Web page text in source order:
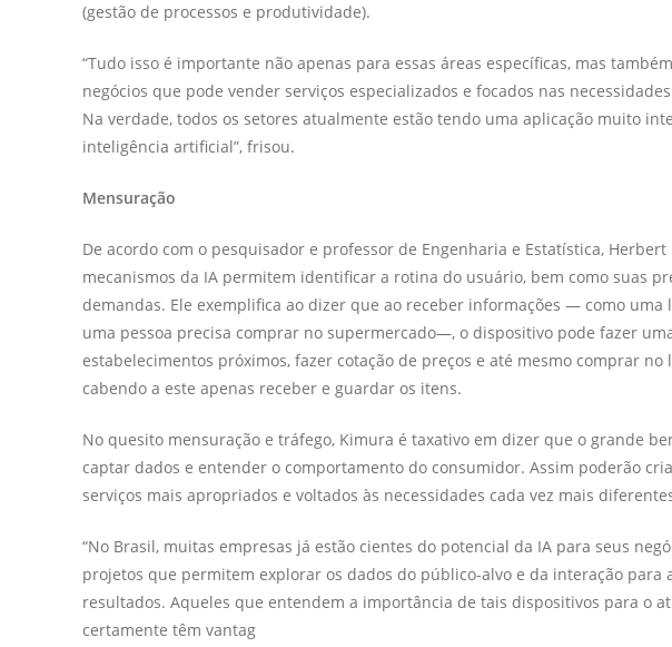
(gestão de processos e produtividade).
“Tudo isso é importante não apenas para essas áreas específicas, mas
negócios que pode vender serviços especializados e focados nas
Na verdade, todos os setores atualmente estão tendo uma aplicação muito
inteligência artificial”, frisou.
Mensuração
De acordo com o pesquisador e professor de Engenharia e Estatística, Herbert
mecanismos da IA permitem identificar a rotina do usuário, bem como suas
demandas. Ele exemplifica ao dizer que ao receber informações — como uma
uma pessoa precisa comprar no supermercado—, o dispositivo pode fazer
estabelecimentos próximos, fazer cotação de preços e até mesmo comprar no
cabendo a este apenas receber e guardar os itens.
No quesito mensuração e tráfego, Kimura é taxativo em dizer que o grande
captar dados e entender o comportamento do consumidor. Assim poderão
serviços mais apropriados e voltados às necessidades cada vez mais
“No Brasil, muitas empresas já estão cientes do potencial da IA para seus
projetos que permitem explorar os dados do público-alvo e da interação para
resultados. Aqueles que entendem a importância de tais dispositivos para o
certamente têm vantag